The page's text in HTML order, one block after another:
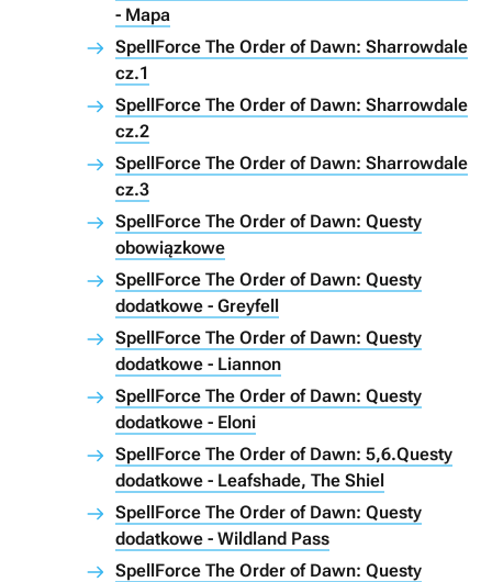
- Mapa
SpellForce The Order of Dawn: Sharrowdale
cz.1
SpellForce The Order of Dawn: Sharrowdale
cz.2
SpellForce The Order of Dawn: Sharrowdale
cz.3
SpellForce The Order of Dawn: Questy
obowiązkowe
SpellForce The Order of Dawn: Questy
dodatkowe - Greyfell
SpellForce The Order of Dawn: Questy
dodatkowe - Liannon
SpellForce The Order of Dawn: Questy
dodatkowe - Eloni
SpellForce The Order of Dawn: 5,6.Questy
dodatkowe - Leafshade, The Shiel
SpellForce The Order of Dawn: Questy
dodatkowe - Wildland Pass
SpellForce The Order of Dawn: Questy